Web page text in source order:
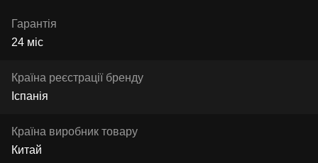
Гарантія
24 міс
Країна реєстрації бренду
Іспанія
Країна виробник товару
Китай